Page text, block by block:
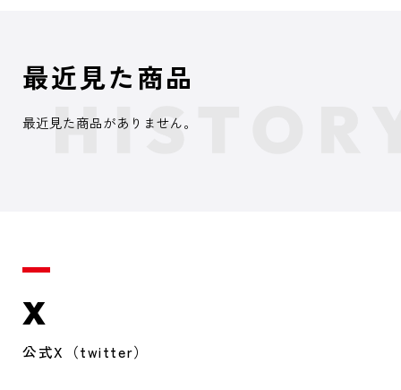
最近見た商品
最近見た商品がありません。
X
公式X（twitter）